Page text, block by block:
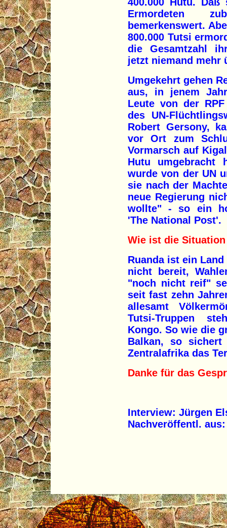
Ermordeten
bemerkenswert.
800.000 Tutsi
die Gesamtzahl
jetzt niemand mehr
Umgekehrt gehen
aus, in jenem
Leute von der
des UN-
Robert Gersony,
vor Ort zum
Vormarsch auf
Hutu umgebracht
wurde von der UN
sie nach der
neue Regierung
wollte" - so ein
'The National Post'.
Wie ist die
Ruanda ist ein
nicht bereit,
"noch nicht reif"
seit fast zehn
allesamt
Tutsi-Truppen
Kongo. So wie die
Balkan, so
Zentralafrika das
Danke für das
Interview: Jürgen
Nachveröffentl.